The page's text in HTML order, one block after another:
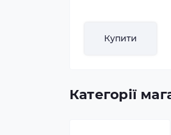
Купити
Категорії